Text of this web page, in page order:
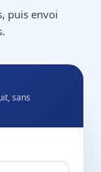
puis envoi
sans